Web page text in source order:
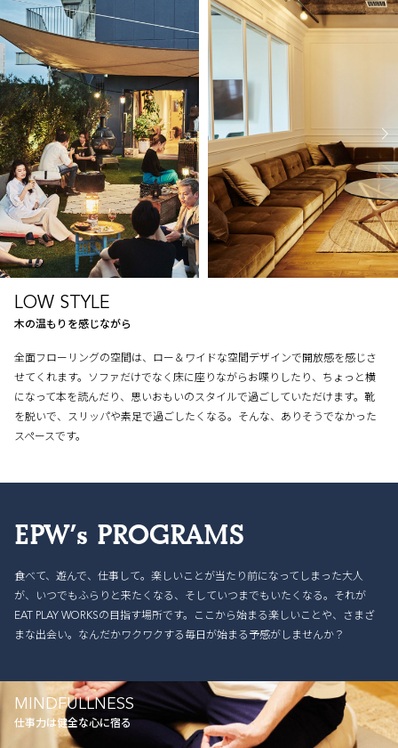
LOW STYLE
木の温もりを感じながら
全面フローリングの空間は、ロー＆ワイドな空間デザインで開放感を感じさ
せてくれます。ソファだけでなく床に座りながらお喋りしたり、ちょっと横
になって本を読んだり、思いおもいのスタイルで過ごしていただけます。靴
を脱いで、スリッパや素足で過ごしたくなる。そんな、ありそうでなかった
スペースです。
EPW’s PROGRAMS
食べて、遊んで、仕事して。楽しいことが当たり前になってしまった大人
が、いつでもふらりと来たくなる、そしていつまでもいたくなる。それが
EAT PLAY WORKSの目指す場所です。ここから始まる楽しいことや、さまざ
まな出会い。なんだかワクワクする毎日が始まる予感がしませんか？
MINDFULLNESS
仕事力は健全な心に宿る